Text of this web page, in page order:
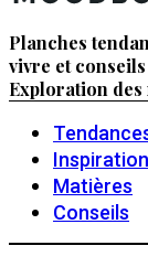
Planches
vivre et
Exploration
Inspiration
Matières
Conseils